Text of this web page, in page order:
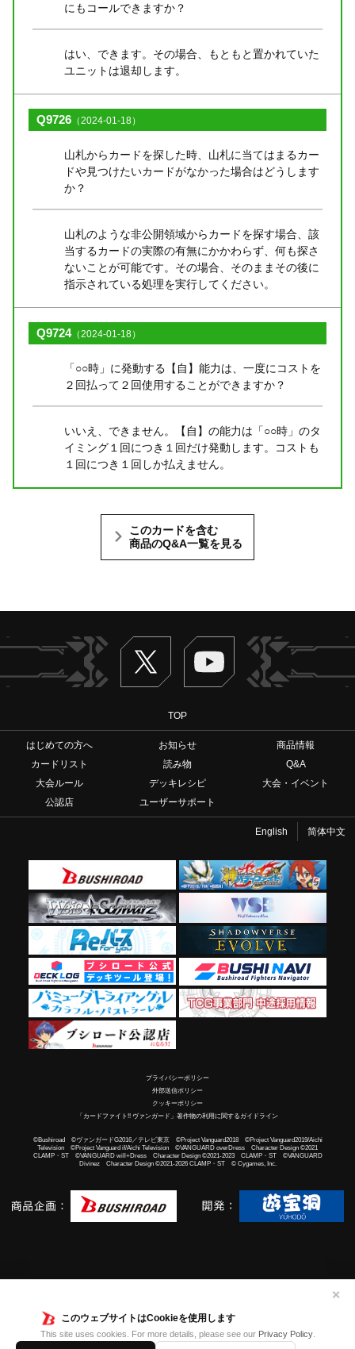
このウェブサイトはCookieを使用します
This site uses cookies. For more details, please see our Privacy Policy.
✕
にもコールできますか？
はい、できます。その場合、もともと置かれていた
ユニットは退却します。
Q9726 （2024-01-18）
山札からカードを探した時、山札に当てはまるカー
ドや見つけたいカードがなかった場合はどうします
か？
山札のような非公開領域からカードを探す場合、該
当するカードの実際の有無にかかわらず、何も探さ
ないことが可能です。その場合、そのままその後に
指示されている処理を実行してください。
Q9724（2024-01-18）
「○○時」に発動する【自】能力は、一度にコストを
２回払って２回使用することができますか？
いいえ、できません。【自】の能力は「○○時」のタ
イミング１回につき１回だけ発動します。コストも
１回につき１回しか払えません。
このカードを含む
商品のQ&A一覧を見る
Twitter ヴァンガードch
TOP
はじめての方へ お知らせ
商品情報
カードリスト
読み物
Q&A
大会ルール
デッキレシピ
大会・イベント
公認店
ユーザーサポート
English 简体中文
プライバシーポリシー
外部送信ポリシー
クッキーポリシー
「カードファイト!! ヴァンガード」著作物の利用に関するガイドライン
©Bushiroad ©ヴァンガードG2016／テレビ東京 ©Project Vanguard2018 ©Project Vanguard2019/Aichi
Television ©Project Vanguard if/Aichi Television ©VANGUARD overDress Character Design ©2021
CLAMP・ST ©VANGUARD will+Dress Character Design ©2021-2023 CLAMP・ST ©VANGUARD
Divinez Character Design ©2021-2026 CLAMP・ST © Cygames, Inc.